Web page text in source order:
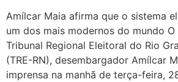
Amílcar Maia afirma que o sistema
um dos mais modernos do mundo
Tribunal Regional Eleitoral do Rio
(TRE-RN), desembargador Amílcar
imprensa na manhã de terça-feira,